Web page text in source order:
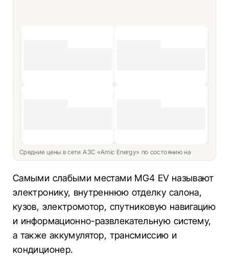
Средние цены в сети АЗС «Amic Energy» по состоянию на
Самыми слабыми местами MG4 EV называют
электронику, внутреннюю отделку салона,
кузов, электромотор, спутниковую навигацию
и информационно-развлекательную систему,
а также аккумулятор, трансмиссию и
кондиционер.